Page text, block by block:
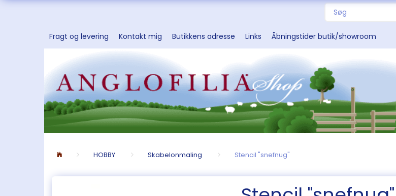
Fragt og levering Kontakt mig Butikkens adresse Links Åbningstider butik/showroom
HOBBY Skabelonmaling Stencil "snefnug"